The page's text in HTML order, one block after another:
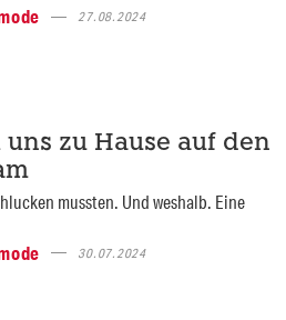
27.08.2024
uns zu Hause auf den
mussten. Und weshalb. Eine
30.07.2024